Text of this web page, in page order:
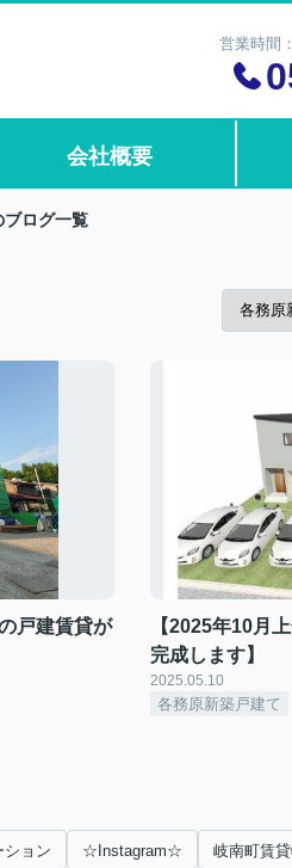
営業時間
会社概要
ブログ一覧
戸建賃貸が
【2025年10月
完成します】
2025.05.10
各務原新築戸建て
ション ☆Instagram☆ 岐南町賃